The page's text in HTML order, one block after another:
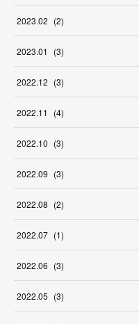
2023.02 (2)
2023.01 (3)
2022.12 (3)
2022.11 (4)
2022.10 (3)
2022.09 (3)
2022.08 (2)
2022.07 (1)
2022.06 (3)
2022.05 (3)